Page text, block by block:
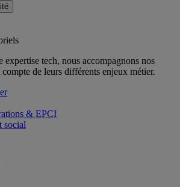
expertise tech, nous accompagnons nos
de leurs différents enjeux métier.
& EPCI
social